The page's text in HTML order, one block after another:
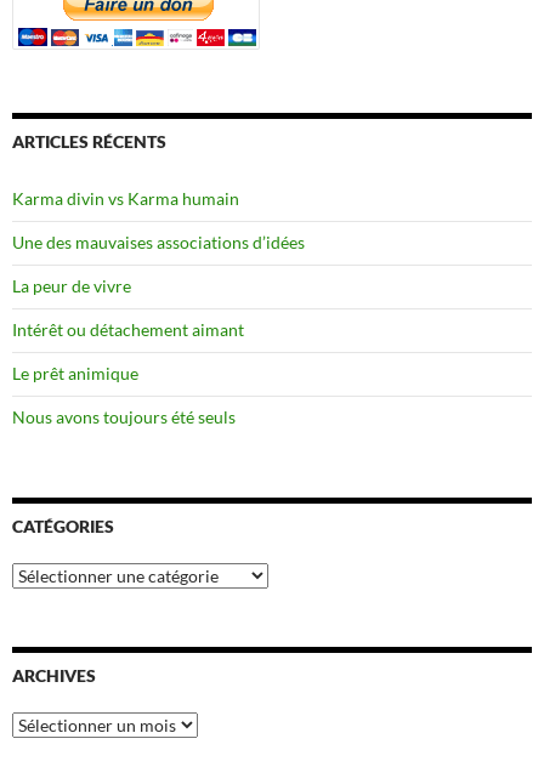
ARTICLES RÉCENTS
Karma divin vs Karma humain
Une des mauvaises associations d’idées
La peur de vivre
Intérêt ou détachement aimant
Le prêt animique
Nous avons toujours été seuls
CATÉGORIES
Catégories
ARCHIVES
Archives